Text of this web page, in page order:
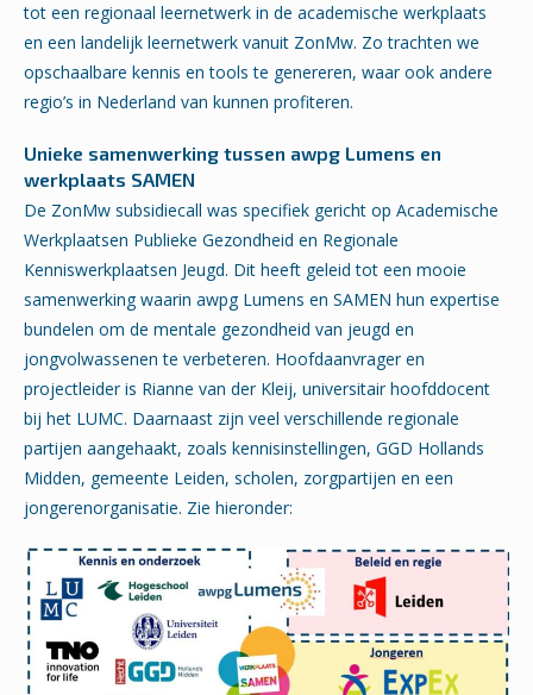
tot een regionaal leernetwerk in de academische werkplaats
en een landelijk leernetwerk vanuit ZonMw. Zo trachten we
opschaalbare kennis en tools te genereren, waar ook andere
regio’s in Nederland van kunnen profiteren.
Unieke samenwerking tussen awpg Lumens en
werkplaats SAMEN
De ZonMw subsidiecall was specifiek gericht op Academische
Werkplaatsen Publieke Gezondheid en Regionale
Kenniswerkplaatsen Jeugd. Dit heeft geleid tot een mooie
samenwerking waarin awpg Lumens en SAMEN hun expertise
bundelen om de mentale gezondheid van jeugd en
jongvolwassenen te verbeteren. Hoofdaanvrager en
projectleider is Rianne van der Kleij, universitair hoofddocent
bij het LUMC. Daarnaast zijn veel verschillende regionale
partijen aangehaakt, zoals kennisinstellingen, GGD Hollands
Midden, gemeente Leiden, scholen, zorgpartijen en een
jongerenorganisatie. Zie hieronder: